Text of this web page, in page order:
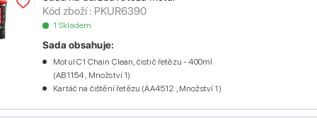
Kód zboží : PKUR6390
1 Skladem
Sada obsahuje:
Motul C1 Chain Clean, čistič řetězu - 400ml
(AB1154 , Množství 1)
Kartáč na čištění řetězu (AA4512 , Množství 1)